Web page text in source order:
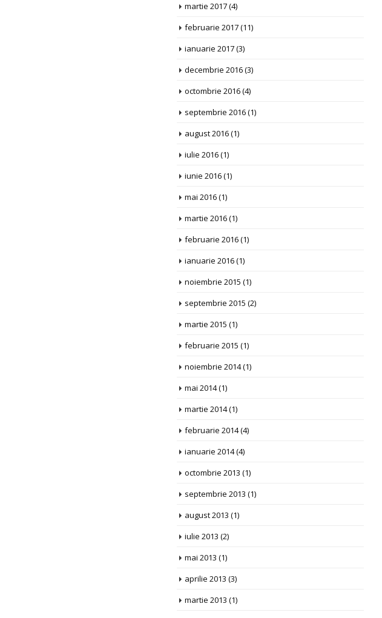
martie 2017(4)
februarie 2017(11)
ianuarie 2017(3)
decembrie 2016(3)
octombrie 2016(4)
septembrie 2016(1)
august 2016(1)
iulie 2016(1)
iunie 2016(1)
mai 2016(1)
martie 2016(1)
februarie 2016(1)
ianuarie 2016(1)
noiembrie 2015 (1)
septembrie 2015 (2)
martie 2015 (1)
februarie 2015 (1)
noiembrie 2014(1)
mai 2014(1)
martie 2014(1)
februarie 2014(4)
ianuarie 2014(4)
octombrie 2013 (1)
septembrie 2013 (1)
august 2013 (1)
iulie 2013 (2)
mai 2013 (1)
aprilie 2013 (3)
martie 2013 (1)